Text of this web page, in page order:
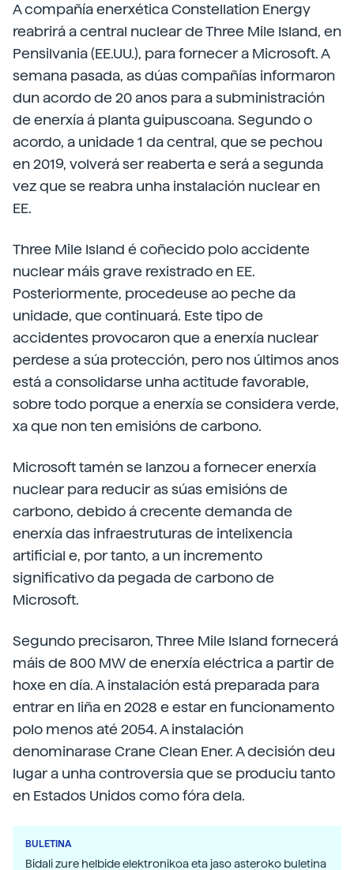
A compañía enerxética Constellation Energy
reabrirá a central nuclear de Three Mile Island, en
Pensilvania (EE.UU.), para fornecer a Microsoft. A
semana pasada, as dúas compañías informaron
dun acordo de 20 anos para a subministración
de enerxía á planta guipuscoana. Segundo o
acordo, a unidade 1 da central, que se pechou
en 2019, volverá ser reaberta e será a segunda
vez que se reabra unha instalación nuclear en
EE.
Three Mile Island é coñecido polo accidente
nuclear máis grave rexistrado en EE.
Posteriormente, procedeuse ao peche da
unidade, que continuará. Este tipo de
accidentes provocaron que a enerxía nuclear
perdese a súa protección, pero nos últimos anos
está a consolidarse unha actitude favorable,
sobre todo porque a enerxía se considera verde,
xa que non ten emisións de carbono.
Microsoft tamén se lanzou a fornecer enerxía
nuclear para reducir as súas emisións de
carbono, debido á crecente demanda de
enerxía das infraestruturas de intelixencia
artificial e, por tanto, a un incremento
significativo da pegada de carbono de
Microsoft.
Segundo precisaron, Three Mile Island fornecerá
máis de 800 MW de enerxía eléctrica a partir de
hoxe en día. A instalación está preparada para
entrar en liña en 2028 e estar en funcionamento
polo menos até 2054. A instalación
denominarase Crane Clean Ener. A decisión deu
lugar a unha controversia que se produciu tanto
en Estados Unidos como fóra dela.
BULETINA
Bidali zure helbide elektronikoa eta jaso asteroko buletina